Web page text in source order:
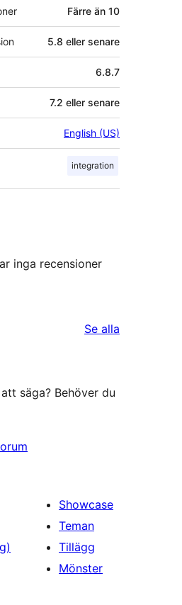
Färre än 10
5.8 eller senare
6.8.7
7.2 eller senare
English (US)
integration
inga recensioner
Se alla
säga? Behöver du
Showcase
Teman
Tillägg
Mönster